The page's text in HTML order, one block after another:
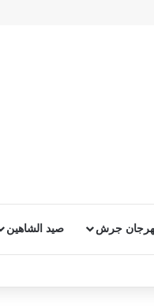
جرش صيد الشاهين